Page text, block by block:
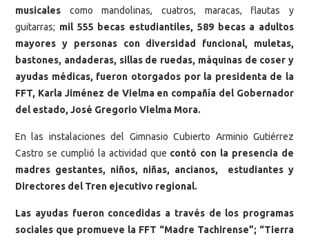
musicales como mandolinas, cuatros, maracas, flautas y
guitarras; mil 555 becas estudiantiles, 589 becas a adultos
mayores y personas con diversidad funcional, muletas,
bastones, andaderas, sillas de ruedas, máquinas de coser y
ayudas médicas, fueron otorgados por la presidenta de la
FFT, Karla Jiménez de Vielma en compañía del Gobernador
del estado, José Gregorio Vielma Mora.
En las instalaciones del Gimnasio Cubierto Arminio Gutiérrez
Castro se cumplió la actividad que contó con la presencia de
madres gestantes, niños, niñas, ancianos, estudiantes y
Directores del Tren ejecutivo regional.
Las ayudas fueron concedidas a través de los programas
sociales que promueve la FFT “Madre Tachirense”; “Tierra